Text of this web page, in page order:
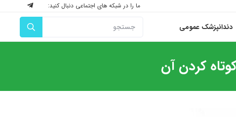
ما را در شبکه های اجتماعی دنبال کنید:
دندانپزشک عمومی
کردن آن